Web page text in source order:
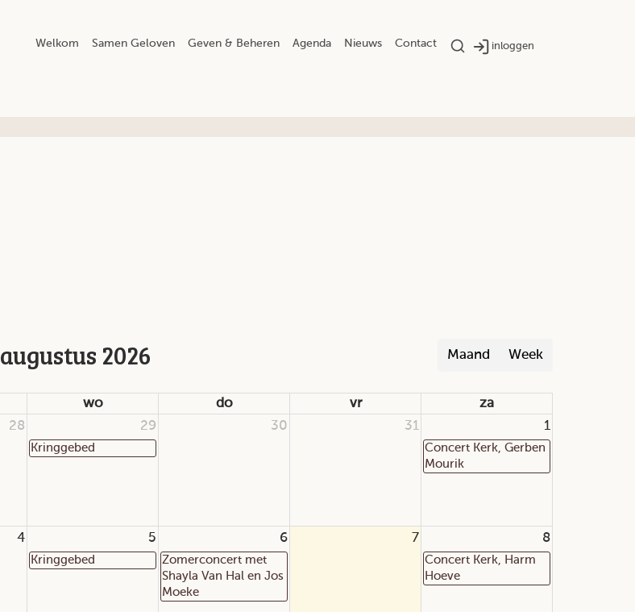
Welkom Samen Geloven Geven & Beheren Agenda Nieuws Contact inloggen
augustus 2026 Maand Week
wo do vr
za
28 29 30 31 1
Kringgebed
Concert Kerk, Gerben
Mourik
4 5 6 7 8
Kringgebed
Zomerconcert met
Shayla Van Hal en Jos
Moeke
Concert Kerk, Harm
Hoeve